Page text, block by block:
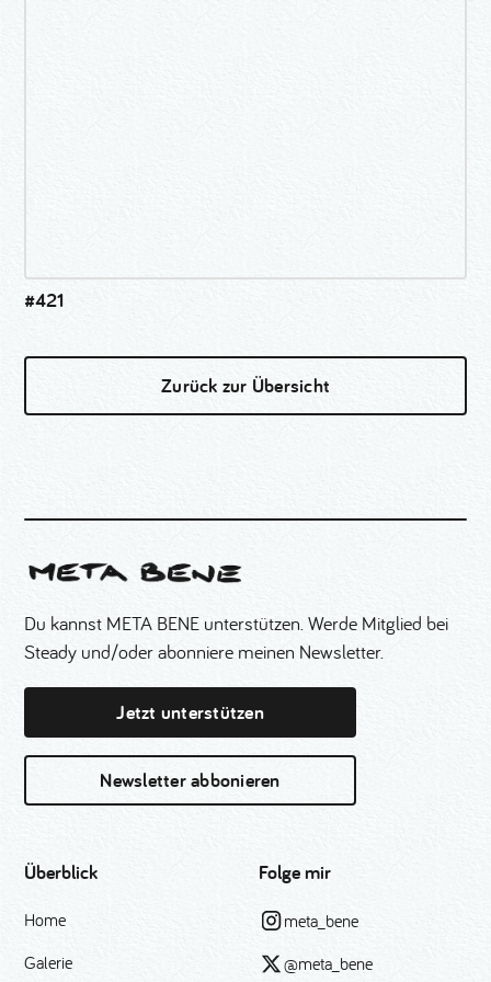
#421
Zurück zur Übersicht
Du kannst META BENE unterstützen. Werde Mitglied bei
Steady und/oder abonniere meinen Newsletter.
Jetzt unterstützen
Newsletter abbonieren
Überblick
Home
Galerie
Folge mir
meta_bene
@meta_bene